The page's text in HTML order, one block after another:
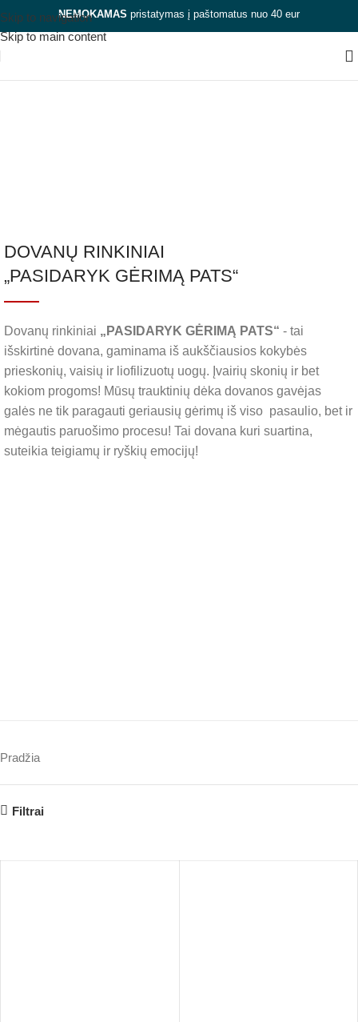
Skip to navigation
Skip to main content
NEMOKAMAS pristatymas į paštomatus nuo 40 eur
Rinkiniai dovanoms
DOVANŲ RINKINIAI
„PASIDARYK GĖRIMĄ PATS“
Dovanų rinkiniai „PASIDARYK GĖRIMĄ PATS“ - tai
išskirtinė dovana, gaminama iš aukščiausios kokybės
prieskonių, vaisių ir liofilizuotų uogų. Įvairių skonių ir bet
kokiom progoms! Mūsų trauktinių dėka dovanos gavėjas
galės ne tik paragauti geriausių gėrimų iš viso pasaulio, bet ir
mėgautis paruošimo procesu! Tai dovana kuri suartina,
suteikia teigiamų ir ryškių emocijų!
Pradžia
Filtrai